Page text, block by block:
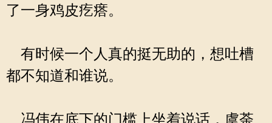
了一身鸡皮疙瘩。
有时候一个人真的挺无助的，想吐槽
都不知道和谁说。
冯伟在底下的门槛上坐着说话，虞荼